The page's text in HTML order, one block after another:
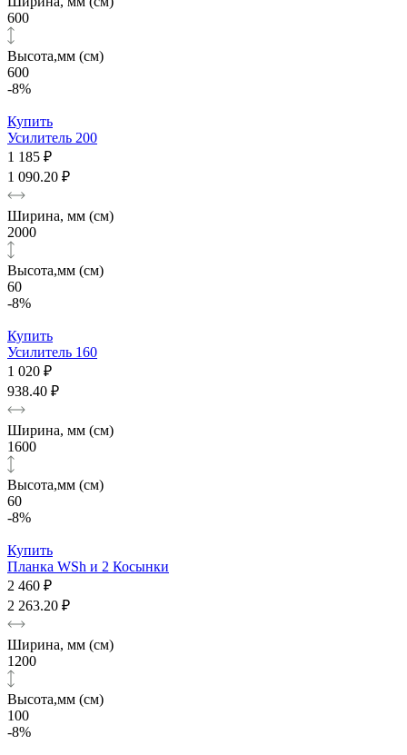
600
Высота,мм (см)
600
-8%
Купить
Усилитель 200
1 185 ₽
1 090.20 ₽
Ширина, мм (см)
2000
Высота,мм (см)
60
-8%
Купить
Усилитель 160
1 020 ₽
938.40 ₽
Ширина, мм (см)
1600
Высота,мм (см)
60
-8%
Купить
Планка WSh и 2 Косынки
2 460 ₽
2 263.20 ₽
Ширина, мм (см)
1200
Высота,мм (см)
100
-8%